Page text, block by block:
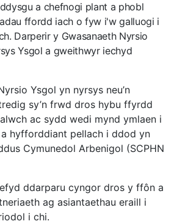
a chefnogi plant a phobl
ffordd iach o fyw i'w galluogi i
Darperir y Gwasanaeth Nyrsio
Ysgol a gweithwyr iechyd
Ysgol yn nyrsys neu’n
sy’n frwd dros hybu ffyrdd
ac sydd wedi mynd ymlaen i
hyfforddiant pellach i ddod yn
Cymunedol Arbenigol (SCPHN
ddarparu cyngor dros y ffôn a
ag asiantaethau eraill i
i chi.